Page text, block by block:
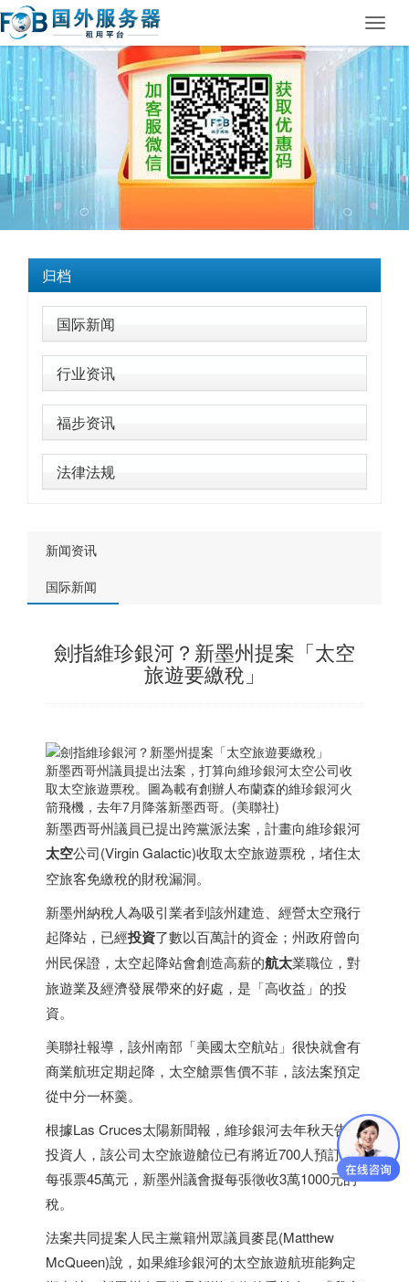
归档
国际新闻
行业资讯
福步资讯
法律法规
新闻资讯
国际新闻
劍指維珍銀河？新墨州提案「太空
旅遊要繳稅」
新墨西哥州議員提出法案，打算向維珍銀河太空公司收
取太空旅遊票稅。圖為載有創辦人布蘭森的維珍銀河火
箭飛機，去年7月降落新墨西哥。(美聯社)
新墨西哥州議員已提出跨黨派法案，計畫向維珍銀河
太空公司(Virgin Galactic)收取太空旅遊票稅，堵住太
空旅客免繳稅的財稅漏洞。
新墨州納稅人為吸引業者到該州建造、經營太空飛行
起降站，已經投資了數以百萬計的資金；州政府曾向
州民保證，太空起降站會創造高薪的航太業職位，對
旅遊業及經濟發展帶來的好處，是「高收益」的投
資。
美聯社報導，該州南部「美國太空航站」很快就會有
商業航班定期起降，太空艙票售價不菲，該法案預定
從中分一杯羹。
根據Las Cruces太陽新聞報，維珍銀河去年秋天告訴
投資人，該公司太空旅遊艙位已有將近700人預訂，
每張票45萬元，新墨州議會擬每張徵收3萬1000元的
稅。
法案共同提案人民主黨籍州眾議員麥昆(Matthew
McQueen)說，如果維珍銀河的太空旅遊航班能夠定